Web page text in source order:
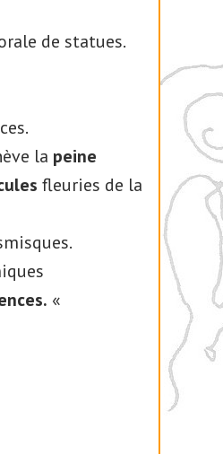
de statues.
la peine
fleuries de la
«